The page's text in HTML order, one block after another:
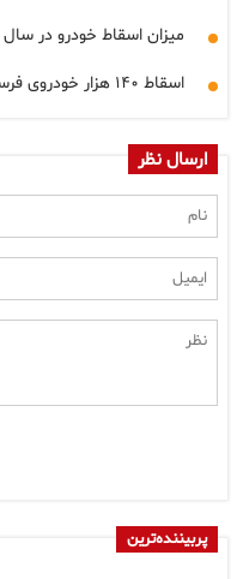
میزان اسقاط خودرو در سال جاری به
اسقاط ۱۴۰ هزار خودروی فرسوده در شش ماهه نخست امسال
ارسال نظر
پربیننده‌ترین